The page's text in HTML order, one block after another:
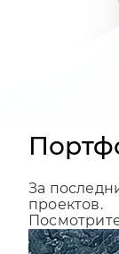
За
проектов.